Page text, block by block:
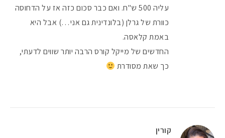
עליה 500 ש"ח. ואם כבר סכום כזה אז על הדחוסה
כוורת של גרלן (בלונדינית גם אני…) אבל היא
באמת קלאסה.
החדשים של מייקל קורס הרבה יותר שווים לדעתי,
כך שאת מסודרת
קורין